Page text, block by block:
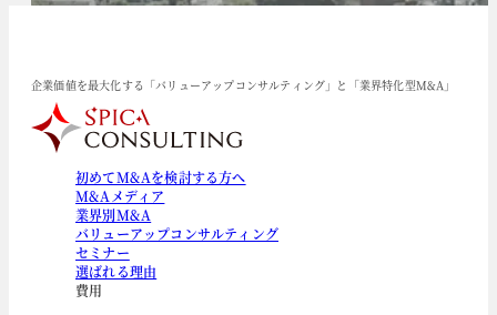
企業価値を最大化する「バリューアップコンサルティング」と「業界特化型M&A」
初めてM&Aを検討する方へ
M&Aメディア
業界別M&A
バリューアップコンサルティング
セミナー
選ばれる理由
費用